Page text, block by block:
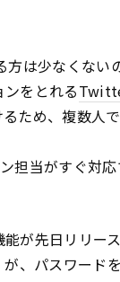
は少なくない
をとれる
ため、複数人
担当がすぐ対
が先日リリース
、パスワード